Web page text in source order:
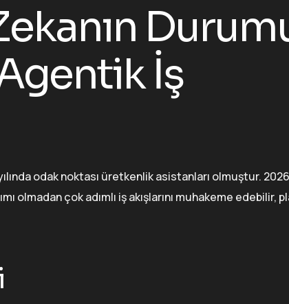
İş
odak noktası üretkenlik asistanları olmuştur.
olmadan çok adımlı iş akışlarını muhakeme edebilir,